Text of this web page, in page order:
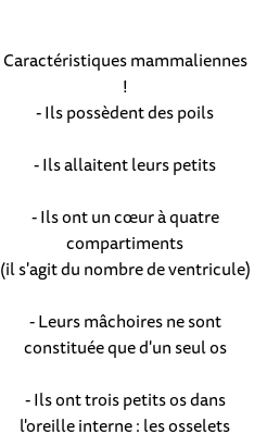
Caractéristiques mammaliennes
!
- Ils possèdent des poils
- Ils allaitent leurs petits
- Ils ont un cœur à quatre
compartiments
(il s'agit du nombre de ventricule)
- Leurs mâchoires ne sont
constituée que d'un seul os
- Ils ont trois petits os dans
l'oreille interne : les osselets